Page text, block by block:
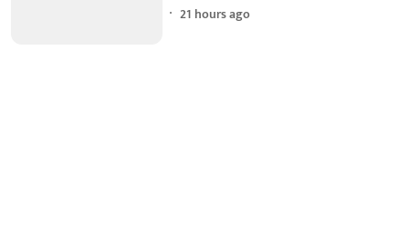
21 hours ago